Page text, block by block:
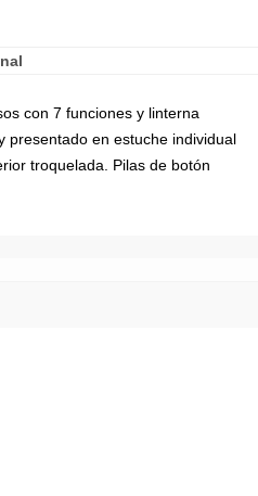
con 7 funciones y linterna
presentado en estuche individual
troquelada. Pilas de botón